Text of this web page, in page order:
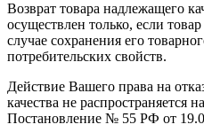
Возврат товара надлежащего
осуществлен только, если
случае сохранения его
потребительских свойств.
Действие Вашего права на
качества не распространяется
Постановление № 55 РФ от